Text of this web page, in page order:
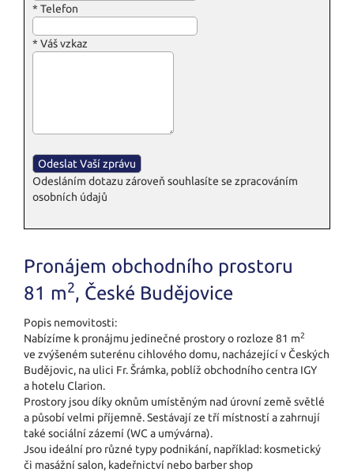
* Telefon
* Váš vzkaz
Odesláním dotazu zároveň souhlasíte se zpracováním
osobních údajů
Pronájem obchodního prostoru
81 m2, České Budějovice
Popis nemovitosti:
Nabízíme k pronájmu jedinečné prostory o rozloze 81 m2
ve zvýšeném suterénu cihlového domu, nacházející v Českých
Budějovic, na ulici Fr. Šrámka, poblíž obchodního centra IGY
a hotelu Clarion.
Prostory jsou díky oknům umístěným nad úrovní země světlé
a působí velmi příjemně. Sestávají ze tří místností a zahrnují
také sociální zázemí (WC a umývárna).
Jsou ideální pro různé typy podnikání, například: kosmetický
či masážní salon, kadeřnictví nebo barber shop